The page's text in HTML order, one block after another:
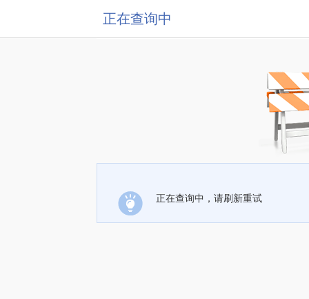
正在查询中
正在查询中，请刷新重试